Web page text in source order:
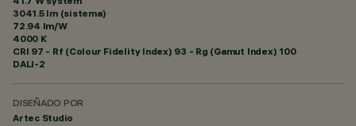
3041.5 lm (sistema)
72.94 lm/W
4000 K
CRI 97 - Rf (Colour Fidelity Index) 93 - Rg (Gamut Index) 100
DALI-2
DISEÑADO POR
Artec Studio